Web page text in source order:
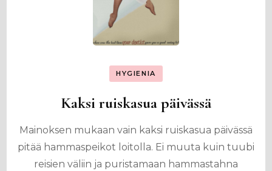
HYGIENIA
Kaksi ruiskasua päivässä
Mainoksen mukaan vain kaksi ruiskasua päivässä
pitää hammaspeikot loitolla. Ei muuta kuin tuubi
reisien väliin ja puristamaan hammastahna